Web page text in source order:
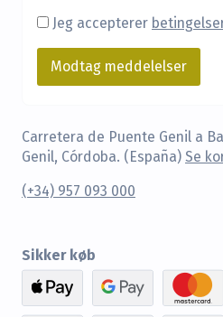
Jeg accepterer
Carretera de Puente Genil a
Genil, Córdoba. (España)Se
(+34) 957 093 000
Sikker køb